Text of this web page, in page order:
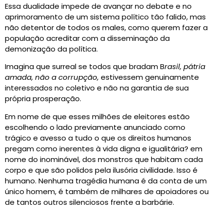
Essa dualidade impede de avançar no debate e no
aprimoramento de um sistema político tão falido, mas
não detentor de todos os males, como querem fazer a
população acreditar com a disseminação da
demonização da política.
Imagina que surreal se todos que bradam Brasil, pátria
amada, não a corrupção, estivessem genuinamente
interessados no coletivo e não na garantia de sua
própria prosperação.
Em nome de que esses milhões de eleitores estão
escolhendo o lado previamente anunciado como
trágico e avesso a tudo o que os direitos humanos
pregam como inerentes à vida digna e igualitária? em
nome do inominável, dos monstros que habitam cada
corpo e que são polidos pela ilusória civilidade. Isso é
humano. Nenhuma tragédia humana é da conta de um
único homem, é também de milhares de apoiadores ou
de tantos outros silenciosos frente a barbárie.